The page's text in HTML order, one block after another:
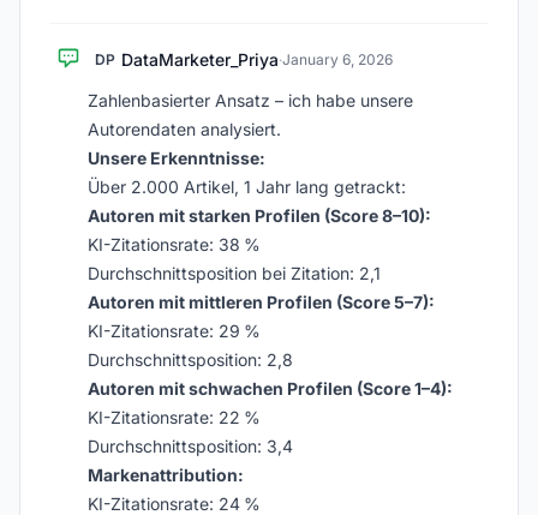
DP DataMarketer_Priya·January 6, 2026
Zahlenbasierter Ansatz – ich habe unsere
Autorendaten analysiert.
Unsere Erkenntnisse:
Über 2.000 Artikel, 1 Jahr lang getrackt:
Autoren mit starken Profilen (Score 8–10):
KI-Zitationsrate: 38 %
Durchschnittsposition bei Zitation: 2,1
Autoren mit mittleren Profilen (Score 5–7):
KI-Zitationsrate: 29 %
Durchschnittsposition: 2,8
Autoren mit schwachen Profilen (Score 1–4):
KI-Zitationsrate: 22 %
Durchschnittsposition: 3,4
Markenattribution:
KI-Zitationsrate: 24 %